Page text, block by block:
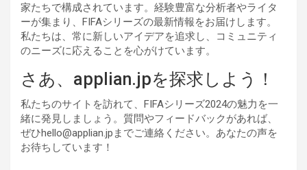
家たちで構成されています。経験豊富な分析者やライタ
ーが集まり、FIFAシリーズの最新情報をお届けします。
私たちは、常に新しいアイデアを追求し、コミュニティ
のニーズに応えることを心がけています。
さあ、applian.jpを探求しよう！
私たちのサイトを訪れて、FIFAシリーズ2024の魅力を一
緒に発見しましょう。質問やフィードバックがあれば、
ぜひhello@applian.jp までご連絡ください。あなたの声を
お待ちしています！